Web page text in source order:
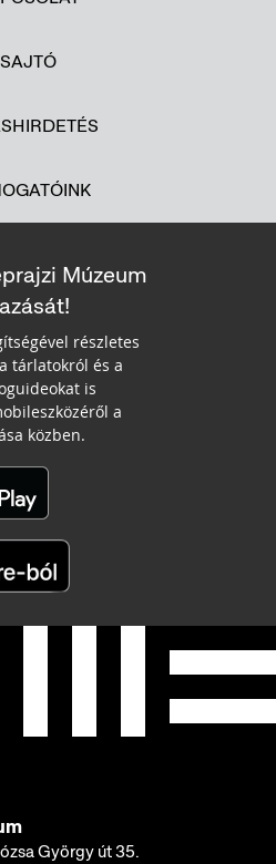
SAJTÓ
Múzeum
részletes
tárlatokról és a
is
a
közben.
György út 35.